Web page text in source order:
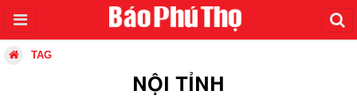
TAG
NỘI TỈNH